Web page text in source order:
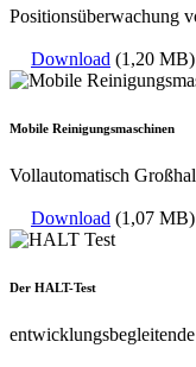
Positionsüberwachung
Download (1,20 MB)
Mobile Reinigungsmaschinen
Vollautomatisch
Download (1,07 MB)
Der HALT-Test